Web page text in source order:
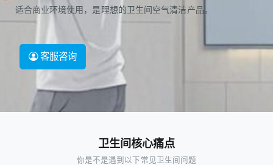
适合商业环境使用，是理想的卫生间空气清洁产品。
客服咨询
卫生间核心痛点
你是不是遇到以下常见卫生间问题